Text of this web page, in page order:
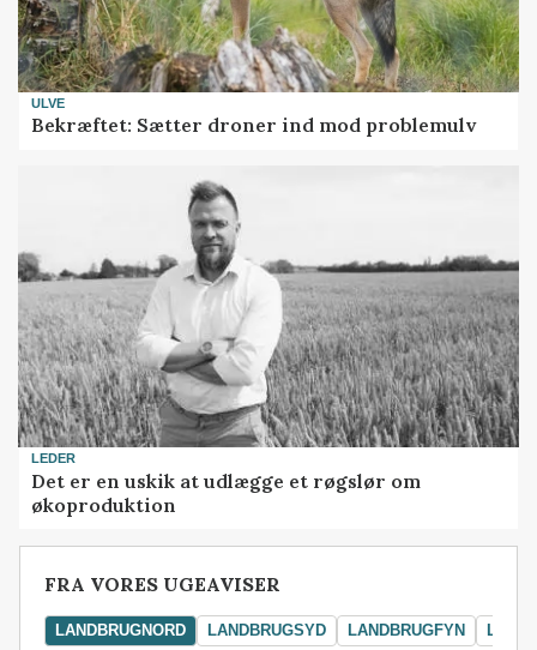
ULVE
Bekræftet: Sætter droner ind mod problemulv
LEDER
Det er en uskik at udlægge et røgslør om
økoproduktion
FRA VORES UGEAVISER
LANDBRUGNORD LANDBRUGSYD LANDBRUGFYN